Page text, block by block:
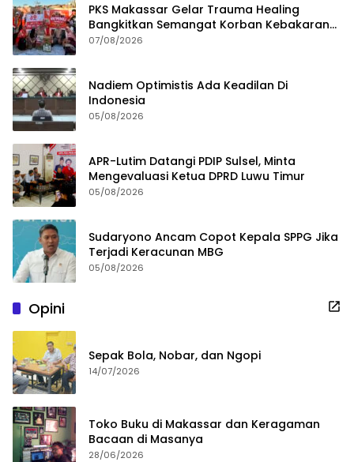
PKS Makassar Gelar Trauma Healing
Bangkitkan Semangat Korban Kebakaran
Tallo
07/08/2026
Nadiem Optimistis Ada Keadilan Di
Indonesia
05/08/2026
APR-Lutim Datangi PDIP Sulsel, Minta
Mengevaluasi Ketua DPRD Luwu Timur
05/08/2026
Sudaryono Ancam Copot Kepala SPPG Jika
Terjadi Keracunan MBG
05/08/2026
Opini
Sepak Bola, Nobar, dan Ngopi
14/07/2026
Toko Buku di Makassar dan Keragaman
Bacaan di Masanya
28/06/2026